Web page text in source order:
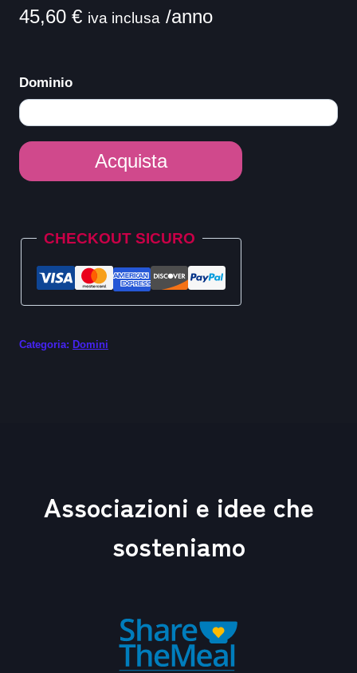
45,60 € iva inclusa /anno
Dominio
Dominio
.church
Acquista
CHECKOUT SICURO
Categoria: Domini
Associazioni e idee che
sosteniamo